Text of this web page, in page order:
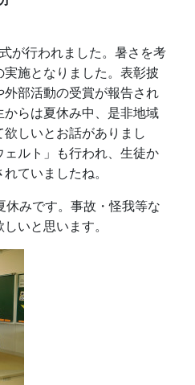
が行われました。暑さを考
施となりました。表彰披
部活動の受賞が報告され
からは夏休み中、是非地域
しいとお話がありまし
ルト」も行われ、生徒か
ていましたね。
みです。事故・怪我等な
いと思います。